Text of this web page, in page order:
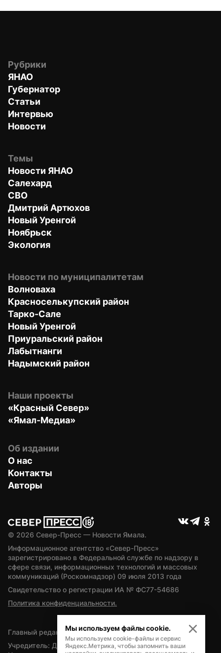
Рубрики
ЯНАО
Губернатор
Статьи
Интервью
Новости
Темы
Новости ЯНАО
Салехард
СВО
Дмитрий Артюхов
Новый Уренгой
Ноябрьск
Экология
Новости по муниципалитетам
Волноваха
Красноселькупский район
Тарко-Сале
Новый Уренгой
Приуральский район
Лабытнанги
Надымский район
Наши проекты
«Красный Север»
«Ямал-Медиа»
Об издании
О нас
Контакты
Авторы
© 2026 Север-Пресс — Новости Ямала.
Информационное агентство «Север-Пресс»
зарегистрировано в Федеральной службе по надзору в
сфере связи, информационных технологий и массовых
коммуникаций (Роскомнадзор) 09 июля 2013 года
Свидетельство о регистрации ИА № ФС77-54686
Политика конфиденциальности.
Главный редактор — А.Л. Поздеев
Учредитель: Департамент внутренней политики Ямало-
Мы используем файлы cookie.
Мы используем cookie-файлы и сервис
Яндекс.Метрика, чтобы запомнить ваши